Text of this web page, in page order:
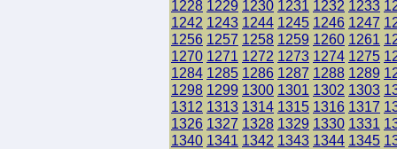
1228 1229 1230 1231 1232 1233
1242 1243 1244 1245 1246 1247
1256 1257 1258 1259 1260 1261
1270 1271 1272 1273 1274 1275
1284 1285 1286 1287 1288 1289
1298 1299 1300 1301 1302 1303
1312 1313 1314 1315 1316 1317
1326 1327 1328 1329 1330 1331
1340 1341 1342 1343 1344 1345